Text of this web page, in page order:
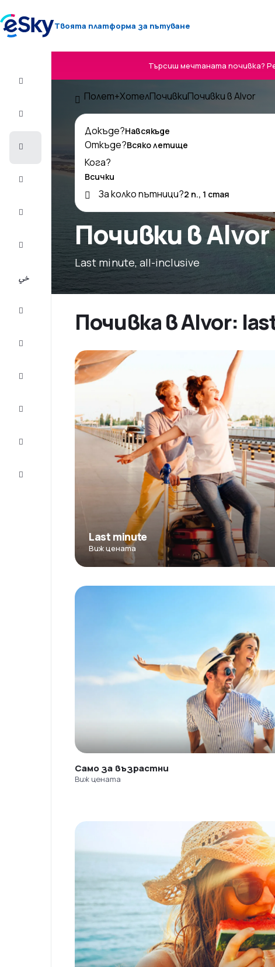
Твоята платформа за пътуване
Полет+Хотел
inclusive
Търсиш мечтаната почивка?
Полет+ХотелПочивкиПочивки в Alvor
Почивки в Alvor
Last minute, all-inclusive
Докъде?
Откъде?
Кога?
За колко пътници?
Почивка в Alvor:
Last minute
Виж цената
Само за възрастни
Виж цената